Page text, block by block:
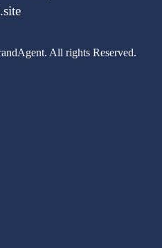
All rights Reserved.